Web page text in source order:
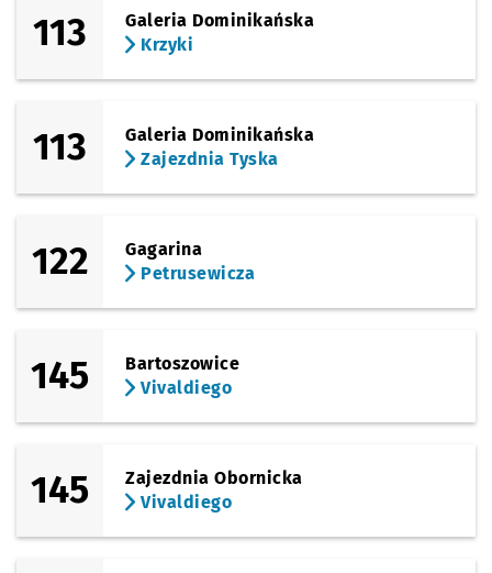
Arkady (Capitol)
EPI Sprawdź
EPI
Dworzec Autobusowy
Petrusewicza
113
Galeria Dominikańska
Krzyki
113
Galeria Dominikańska
Zajezdnia Tyska
122
Gagarina
Petrusewicza
145
Bartoszowice
Vivaldiego
145
Zajezdnia Obornicka
Vivaldiego